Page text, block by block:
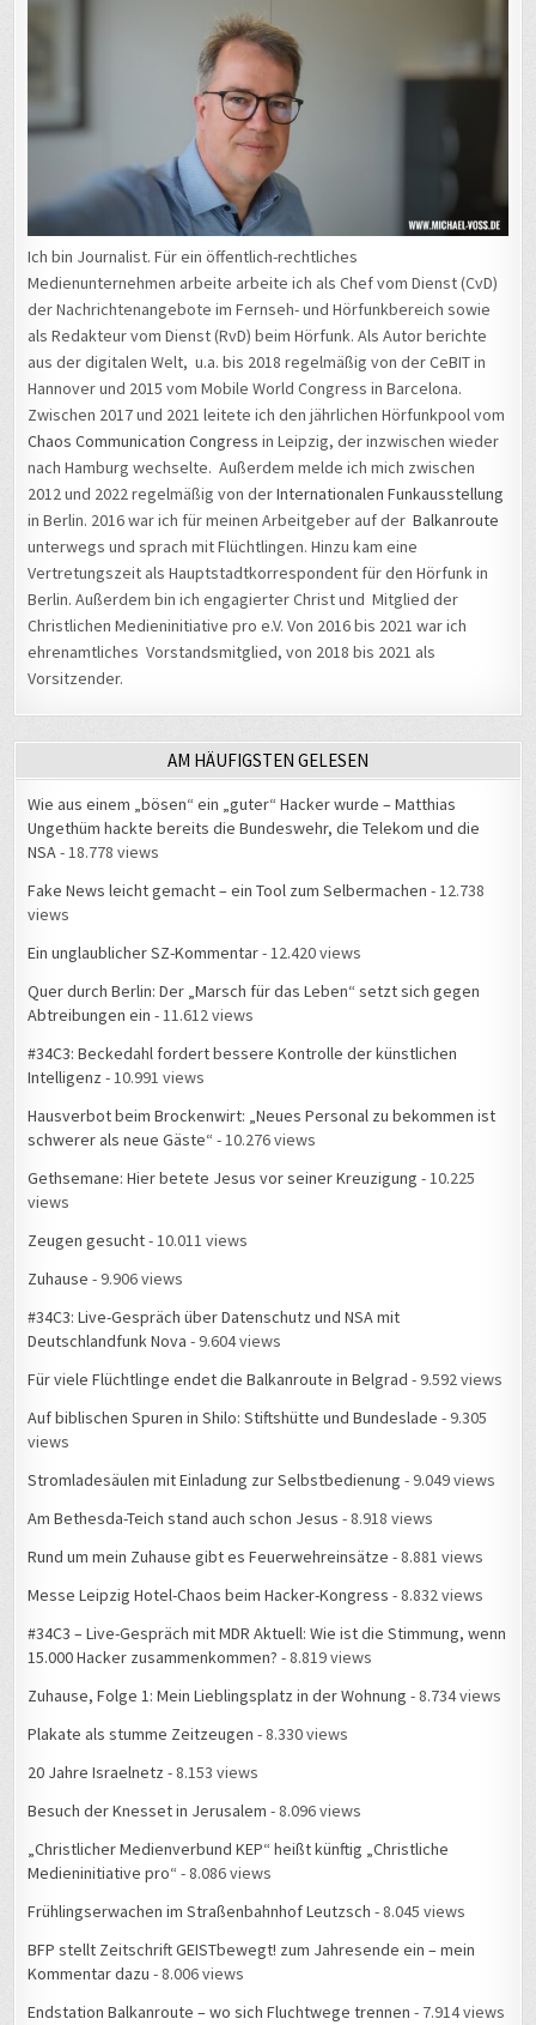
Ich bin Journalist. Für ein öffentlich-rechtliches
Medienunternehmen arbeite arbeite ich als Chef vom Dienst (CvD)
der Nachrichtenangebote im Fernseh- und Hörfunkbereich sowie
als Redakteur vom Dienst (RvD) beim Hörfunk. Als Autor berichte
aus der digitalen Welt, u.a. bis 2018 regelmäßig von der CeBIT in
Hannover und 2015 vom Mobile World Congress in Barcelona.
Zwischen 2017 und 2021 leitete ich den jährlichen Hörfunkpool vom
Chaos Communication Congress in Leipzig, der inzwischen wieder
nach Hamburg wechselte. Außerdem melde ich mich zwischen
2012 und 2022 regelmäßig von derInternationalen Funkausstellung
in Berlin. 2016 war ich für meinen Arbeitgeber auf derBalkanroute
unterwegs und sprach mit Flüchtlingen. Hinzu kam eine
Vertretungszeit als Hauptstadtkorrespondent für den Hörfunk in
Berlin. Außerdem bin ich engagierter Christ und Mitglied der
Christlichen Medieninitiative pro e.V. Von 2016 bis 2021 war ich
ehrenamtliches Vorstandsmitglied, von 2018 bis 2021 als
Vorsitzender.
AM HÄUFIGSTEN GELESEN
Wie aus einem „bösen“ ein „guter“ Hacker wurde – Matthias
Ungethüm hackte bereits die Bundeswehr, die Telekom und die
NSA- 18.778 views
Fake News leicht gemacht – ein Tool zum Selbermachen - 12.738
views
Ein unglaublicher SZ-Kommentar- 12.420 views
Quer durch Berlin: Der „Marsch für das Leben“ setzt sich gegen
Abtreibungen ein - 11.612 views
#34C3: Beckedahl fordert bessere Kontrolle der künstlichen
Intelligenz - 10.991 views
Hausverbot beim Brockenwirt: „Neues Personal zu bekommen ist
schwerer als neue Gäste“ - 10.276 views
Gethsemane: Hier betete Jesus vor seiner Kreuzigung - 10.225
views
Zeugen gesucht- 10.011 views
Zuhause - 9.906 views
#34C3: Live-Gespräch über Datenschutz und NSA mit
Deutschlandfunk Nova - 9.604 views
Für viele Flüchtlinge endet die Balkanroute in Belgrad - 9.592 views
Auf biblischen Spuren in Shilo: Stiftshütte und Bundeslade - 9.305
views
Stromladesäulen mit Einladung zur Selbstbedienung - 9.049 views
Am Bethesda-Teich stand auch schon Jesus - 8.918 views
Rund um mein Zuhause gibt es Feuerwehreinsätze - 8.881 views
Messe Leipzig Hotel-Chaos beim Hacker-Kongress - 8.832 views
#34C3 – Live-Gespräch mit MDR Aktuell: Wie ist die Stimmung, wenn
15.000 Hacker zusammenkommen? - 8.819 views
Zuhause, Folge 1: Mein Lieblingsplatz in der Wohnung - 8.734 views
Plakate als stumme Zeitzeugen - 8.330 views
20 Jahre Israelnetz - 8.153 views
Besuch der Knesset in Jerusalem - 8.096 views
„Christlicher Medienverbund KEP“ heißt künftig „Christliche
Medieninitiative pro“ - 8.086 views
Frühlingserwachen im Straßenbahnhof Leutzsch - 8.045 views
BFP stellt Zeitschrift GEISTbewegt! zum Jahresende ein – mein
Kommentar dazu - 8.006 views
Endstation Balkanroute – wo sich Fluchtwege trennen - 7.914 views